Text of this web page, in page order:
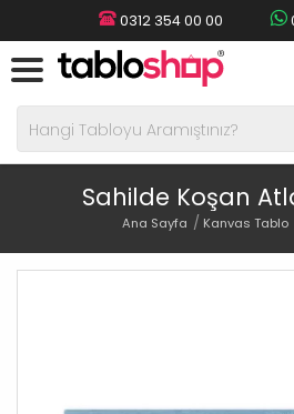
0312 354 00 00
Sahilde Koşan
Ana Sayfa Kanvas Tablo